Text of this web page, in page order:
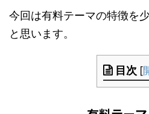
今回は有料テーマの特徴を
と思います。
目次 [